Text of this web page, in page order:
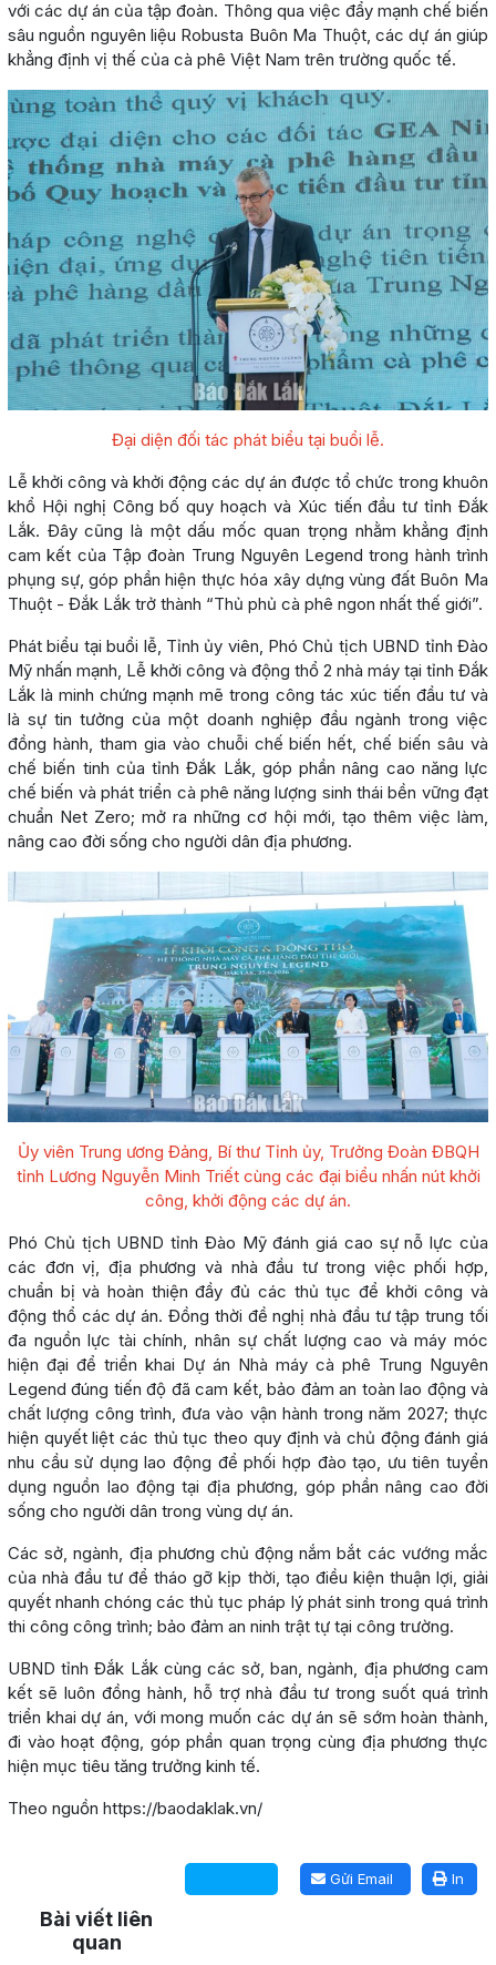
với các dự án của tập đoàn. Thông qua việc đẩy mạnh chế biến
sâu nguồn nguyên liệu Robusta Buôn Ma Thuột, các dự án giúp
khẳng định vị thế của cà phê Việt Nam trên trường quốc tế.
Đại diện đối tác phát biểu tại buổi lễ.
Lễ khởi công và khởi động các dự án được tổ chức trong khuôn
khổ Hội nghị Công bố quy hoạch và Xúc tiến đầu tư tỉnh Đắk
Lắk. Đây cũng là một dấu mốc quan trọng nhằm khẳng định
cam kết của Tập đoàn Trung Nguyên Legend trong hành trình
phụng sự, góp phần hiện thực hóa xây dựng vùng đất Buôn Ma
Thuột - Đắk Lắk trở thành “Thủ phủ cà phê ngon nhất thế giới”.
Phát biểu tại buổi lễ, Tỉnh ủy viên, Phó Chủ tịch UBND tỉnh Đào
Mỹ nhấn mạnh, Lễ khởi công và động thổ 2 nhà máy tại tỉnh Đắk
Lắk là minh chứng mạnh mẽ trong công tác xúc tiến đầu tư và
là sự tin tưởng của một doanh nghiệp đầu ngành trong việc
đồng hành, tham gia vào chuỗi chế biến hết, chế biến sâu và
chế biến tinh của tỉnh Đắk Lắk, góp phần nâng cao năng lực
chế biến và phát triển cà phê năng lượng sinh thái bền vững đạt
chuẩn Net Zero; mở ra những cơ hội mới, tạo thêm việc làm,
nâng cao đời sống cho người dân địa phương.
Ủy viên Trung ương Đảng, Bí thư Tỉnh ủy, Trưởng Đoàn ĐBQH
tỉnh Lương Nguyễn Minh Triết cùng các đại biểu nhấn nút khởi
công, khởi động các dự án.
Phó Chủ tịch UBND tỉnh Đào Mỹ đánh giá cao sự nỗ lực của
các đơn vị, địa phương và nhà đầu tư trong việc phối hợp,
chuẩn bị và hoàn thiện đầy đủ các thủ tục để khởi công và
động thổ các dự án. Đồng thời đề nghị nhà đầu tư tập trung tối
đa nguồn lực tài chính, nhân sự chất lượng cao và máy móc
hiện đại để triển khai Dự án Nhà máy cà phê Trung Nguyên
Legend đúng tiến độ đã cam kết, bảo đảm an toàn lao động và
chất lượng công trình, đưa vào vận hành trong năm 2027; thực
hiện quyết liệt các thủ tục theo quy định và chủ động đánh giá
nhu cầu sử dụng lao động để phối hợp đào tạo, ưu tiên tuyển
dụng nguồn lao động tại địa phương, góp phần nâng cao đời
sống cho người dân trong vùng dự án.
Các sở, ngành, địa phương chủ động nắm bắt các vướng mắc
của nhà đầu tư để tháo gỡ kịp thời, tạo điều kiện thuận lợi, giải
quyết nhanh chóng các thủ tục pháp lý phát sinh trong quá trình
thi công công trình; bảo đảm an ninh trật tự tại công trường.
UBND tỉnh Đắk Lắk cùng các sở, ban, ngành, địa phương cam
kết sẽ luôn đồng hành, hỗ trợ nhà đầu tư trong suốt quá trình
triển khai dự án, với mong muốn các dự án sẽ sớm hoàn thành,
đi vào hoạt động, góp phần quan trọng cùng địa phương thực
hiện mục tiêu tăng trưởng kinh tế.
Theo nguồn https://baodaklak.vn/
In
Gửi Email
Bài viết liên
quan